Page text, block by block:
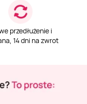
przedłużenie i
14 dni na zwrot